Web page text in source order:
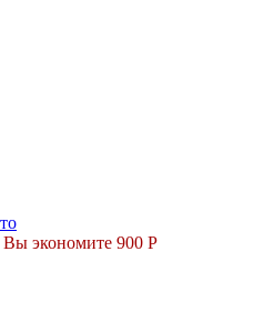
Вы экономите 900 Р